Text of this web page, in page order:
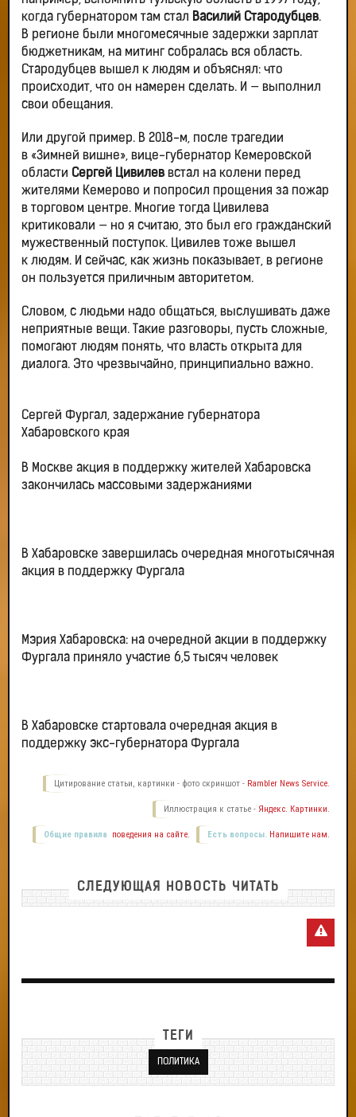
когда губернатором там стал Василий Стародубцев.
В регионе были многомесячные задержки зарплат
бюджетникам, на митинг собралась вся область.
Стародубцев вышел к людям и объяснял: что
происходит, что он намерен сделать. И — выполнил
свои обещания.
Или другой пример. В 2018-м, после трагедии
в «Зимней вишне», вице-губернатор Кемеровской
области Сергей Цивилев встал на колени перед
жителями Кемерово и попросил прощения за пожар
в торговом центре. Многие тогда Цивилева
критиковали — но я считаю, это был его гражданский
мужественный поступок. Цивилев тоже вышел
к людям. И сейчас, как жизнь показывает, в регионе
он пользуется приличным авторитетом.
Словом, с людьми надо общаться, выслушивать даже
неприятные вещи. Такие разговоры, пусть сложные,
помогают людям понять, что власть открыта для
диалога. Это чрезвычайно, принципиально важно.
Сергей Фургал, задержание губернатора
Хабаровского края
В Москве акция в поддержку жителей Хабаровска
закончилась массовыми задержаниями
В Хабаровске завершилась очередная многотысячная
акция в поддержку Фургала
Мэрия Хабаровска: на очередной акции в поддержку
Фургала приняло участие 6,5 тысяч человек
В Хабаровске стартовала очередная акция в
поддержку экс-губернатора Фургала
Цитирование статьи, картинки - фото скриншот - Rambler News Service.
Иллюстрация к статье - Яндекс. Картинки.
Есть вопросы. Напишите нам.
Общие правила поведения на сайте.
СЛЕДУЮЩАЯ НОВОСТЬ ЧИТАТЬ
ТЕГИ
ПОЛИТИКА